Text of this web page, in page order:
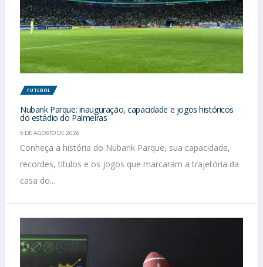
FUTEBOL
Nubank Parque: inauguração, capacidade e jogos históricos
do estádio do Palmeiras
5 DE AGOSTO DE 2026
Conheça a história do Nubank Parque, sua capacidade,
recordes, títulos e os jogos que marcaram a trajetória da
casa do...